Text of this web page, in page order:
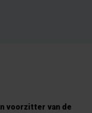
voorzitter van de